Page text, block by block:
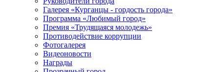
Галерея «Курганцы - гордость города»
Программа «Любимый город»
Премия «Трудящаяся молодежь»
Противодействие коррупции
Фотогалерея
Видеоновости
Награды